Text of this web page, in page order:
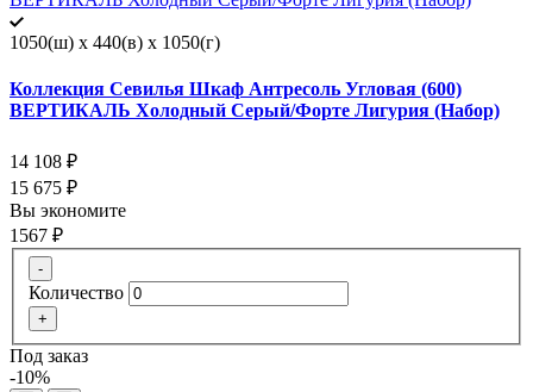
1050(ш) x 440(в) x 1050(г)
Коллекция Севилья Шкаф Антресоль Угловая (600)
ВЕРТИКАЛЬ Холодный Серый/Форте Лигурия (Набор)
14 108 ₽
15 675 ₽
Вы экономите
1567 ₽
-
Количество
+
Под заказ
-10%